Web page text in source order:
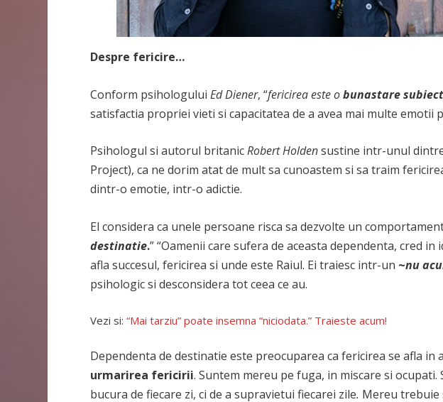
Despre fericire…
Conform psihologuluiEd Diener, “fericirea este obunastare
satisfactia propriei vieti si capacitatea de a avea mai multe emotii
Psihologul si autorul britanicRobert Holdensustine intr-unul
Project), ca ne dorim atat de mult sa cunoastem si sa traim
dintr-o emotie, intr-o adictie.
El considera ca unele persoane risca sa dezvolte un
destinatie.” “Oamenii care sufera de aceasta dependenta, cred
afla succesul, fericirea si unde este Raiul. Ei traiesc intr-un ~nu
psihologic si desconsidera tot ceea ce au.
Vezi si:“Mai tarziu” poate insemna “niciodata.” Traieste acum!
Dependenta de destinatie este preocuparea ca fericirea se afla in
urmarirea fericirii. Suntem mereu pe fuga, in miscare si
bucura de fiecare zi, ci de a supravietui fiecarei zile. Mereu trebuie